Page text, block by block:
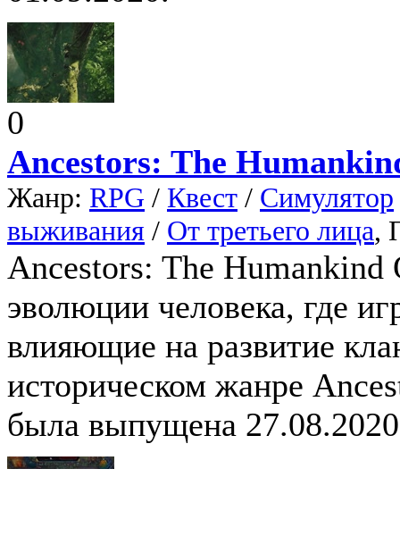
0
Ancestors: The
Жанр: RPG / Квест / Симулятор
выживания / От третьего лица,
Ancestors: The Humankind
эволюции человека, где
влияющие на развитие
историческом жанре
была выпущена